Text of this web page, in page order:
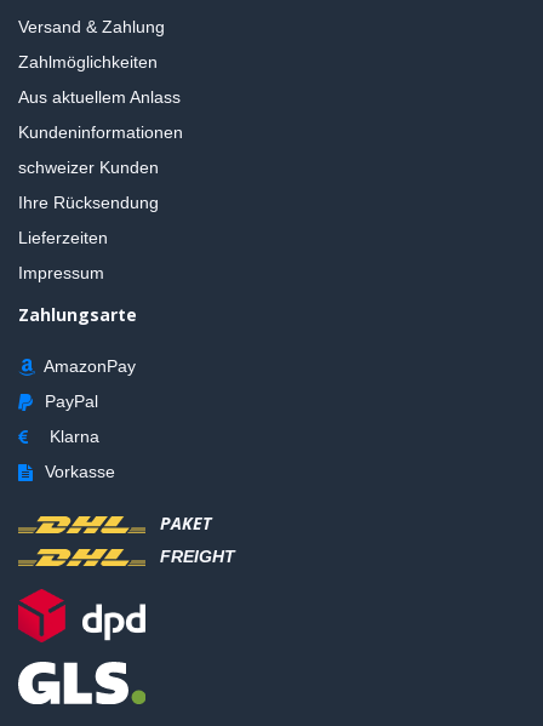
Versand & Zahlung
Zahlmöglichkeiten
Aus aktuellem Anlass
Kundeninformationen
schweizer Kunden
Ihre Rücksendung
Lieferzeiten
Impressum
Zahlungsarte
AmazonPay
PayPal
Klarna
Vorkasse
PAKET
FREIGHT